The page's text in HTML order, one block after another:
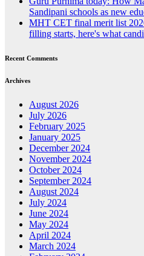
Sandipani schools as new
MHT CET final merit list
filling starts, here's what
Recent Comments
Archives
August 2026
July 2026
February 2025
January 2025
December 2024
November 2024
October 2024
September 2024
August 2024
July 2024
June 2024
May 2024
April 2024
March 2024